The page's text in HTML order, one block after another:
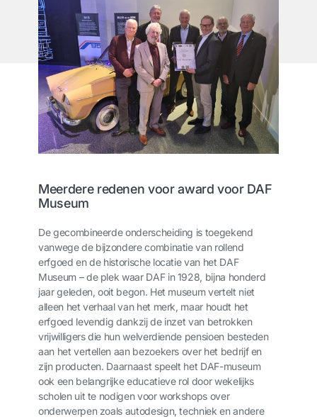
Meerdere redenen voor award voor DAF
Museum
De gecombineerde onderscheiding is toegekend
vanwege de bijzondere combinatie van rollend
erfgoed en de historische locatie van het DAF
Museum – de plek waar DAF in 1928, bijna honderd
jaar geleden, ooit begon. Het museum vertelt niet
alleen het verhaal van het merk, maar houdt het
erfgoed levendig dankzij de inzet van betrokken
vrijwilligers die hun welverdiende pensioen besteden
aan het vertellen aan bezoekers over het bedrijf en
zijn producten. Daarnaast speelt het DAF-museum
ook een belangrijke educatieve rol door wekelijks
scholen uit te nodigen voor workshops over
onderwerpen zoals autodesign, techniek en andere